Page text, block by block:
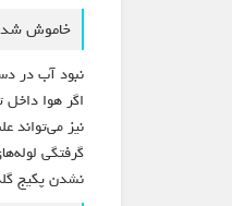
خاموش
نبود آب در
اگر هوا
نیز می‌تواند
گرفتگی
نشدن پکیج